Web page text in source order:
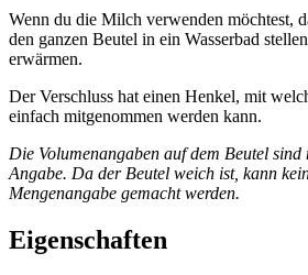
Wenn du die Milch verwenden möchtest,
den ganzen Beutel in ein Wasserbad
erwärmen.
Der Verschluss hat einen Henkel, mit
einfach mitgenommen werden kann.
Die Volumenangaben auf dem Beutel sind
Angabe. Da der Beutel weich ist, kann
Mengenangabe gemacht werden.
Eigenschaften